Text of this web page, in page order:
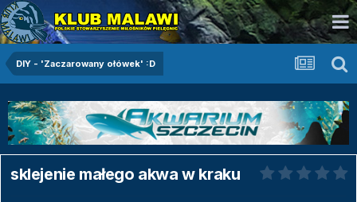
DIY - 'Zaczarowany ołówek' :D
sklejenie małego akwa w kraku